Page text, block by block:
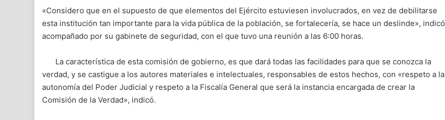
«Considero que en el supuesto de que elementos del Ejército estuviesen involucrados, en vez de debilitarse
esta institución tan importante para la vida pública de la población, se fortalecería, se hace un deslinde», indicó
acompañado por su gabinete de seguridad, con el que tuvo una reunión a las 6:00 horas.
La característica de esta comisión de gobierno, es que dará todas las facilidades para que se conozca la
verdad, y se castigue a los autores materiales e intelectuales, responsables de estos hechos, con «respeto a la
autonomía del Poder Judicial y respeto a la Fiscalía General que será la instancia encargada de crear la
Comisión de la Verdad», indicó.